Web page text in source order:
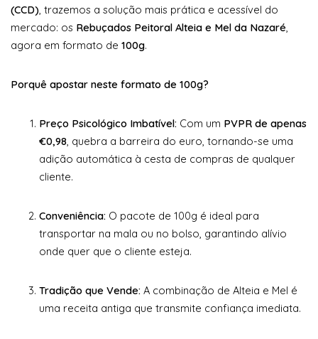
(CCD) , trazemos a solução mais prática e acessível do
mercado: os Rebuçados Peitoral Alteia e Mel da Nazaré
agora em formato de 100g.
Porquê apostar neste formato de 100g?
Preço Psicológico Imbatível: Com um PVPR de apenas
€0,98 , quebra a barreira do euro, tornando-se uma
adição automática à cesta de compras de qualquer
cliente.
Conveniência: O pacote de 100g é ideal para
transportar na mala ou no bolso, garantindo alívio
onde quer que o cliente esteja.
Tradição que Vende: A combinação de Alteia e Mel é
uma receita antiga que transmite confiança imediata.